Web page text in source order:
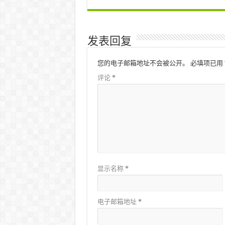
发表回复
您的电子邮箱地址不会被公开。 必填项已用
评论 *
显示名称 *
电子邮箱地址 *